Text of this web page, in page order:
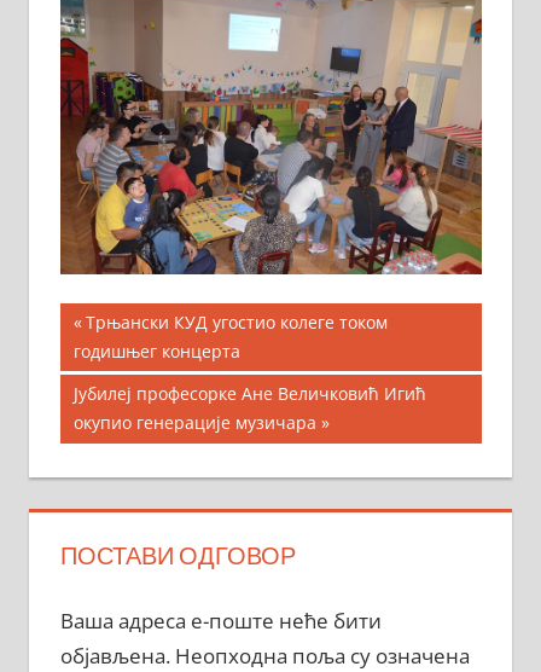
Кретање
чланка
Previous
Post:
Трњански КУД угостио колеге током
годишњег концерта
Next
Post:
Јубилеј професорке Ане Величковић Игић
окупио генерације музичара
ПОСТАВИ ОДГОВОР
Ваша адреса е-поште неће бити
објављена. Неопходна поља су означена